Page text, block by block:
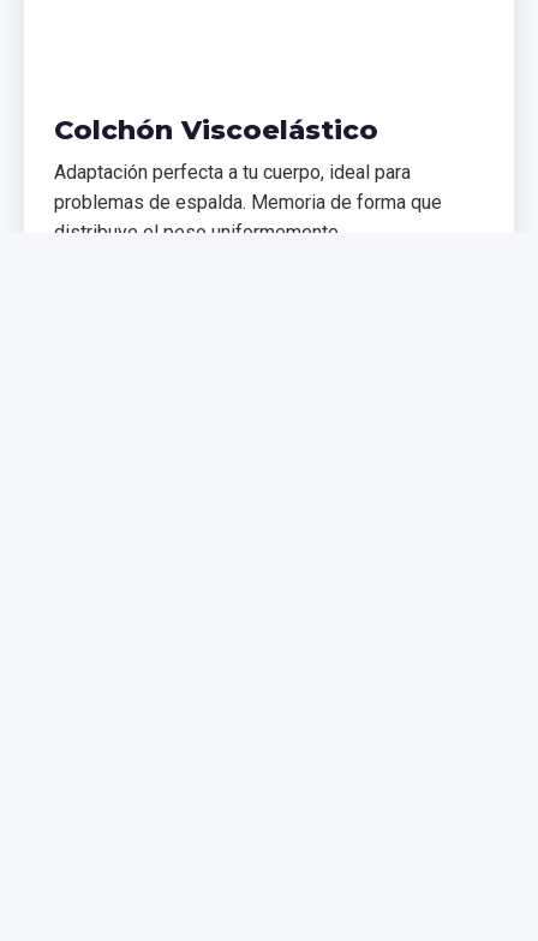
Colchón Viscoelástico
Adaptación perfecta a tu cuerpo, ideal para
problemas de espalda. Memoria de forma que
distribuye el peso uniformemente.